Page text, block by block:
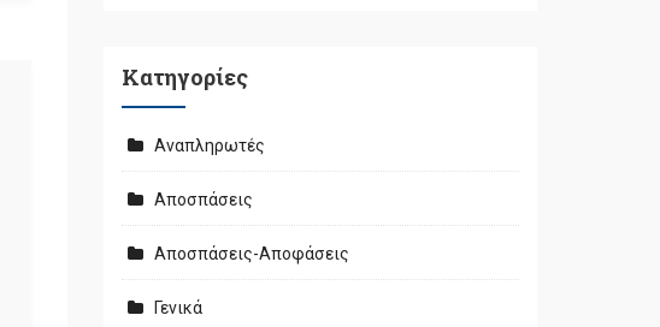
Kατηγορίες
Αναπληρωτές
Αποσπάσεις
Αποσπάσεις-Αποφάσεις
Γενικά